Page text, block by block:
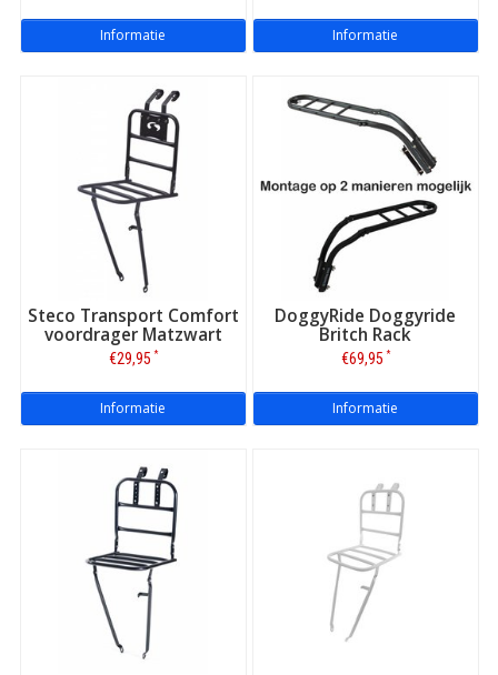
Informatie Informatie
Steco Transport Comfort
voordrager Matzwart
€29,95 *
Informatie
DoggyRide Doggyride
Britch Rack
€69,95 *
Informatie